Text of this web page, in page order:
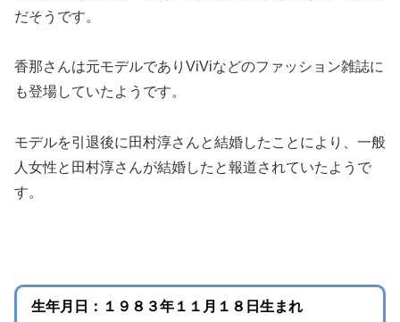
だそうです。
香那さんは元モデルでありViViなどのファッション雑誌に
も登場していたようです。
モデルを引退後に田村淳さんと結婚したことにより、一般
人女性と田村淳さんが結婚したと報道されていたようで
す。
生年月日：１９８３年１１月１８日生まれ